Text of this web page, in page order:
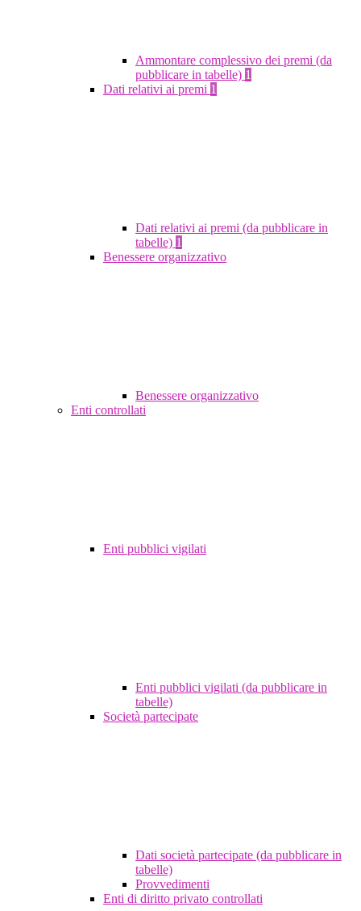
Ammontare complessivo dei premi (da
pubblicare in tabelle) 1
Dati relativi ai premi 1
Dati relativi ai premi (da pubblicare in
tabelle) 1
Benessere organizzativo
Benessere organizzativo
Enti controllati
Enti pubblici vigilati
Enti pubblici vigilati (da pubblicare in
tabelle)
Società partecipate
Dati società partecipate (da pubblicare in
tabelle)
Provvedimenti
Enti di diritto privato controllati